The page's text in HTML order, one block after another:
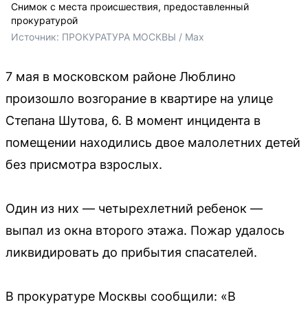
Снимок с места происшествия, предоставленный
прокуратурой
Источник: ПРОКУРАТУРА МОСКВЫ / Max
7 мая в московском районе Люблино
произошло возгорание в квартире на улице
Степана Шутова, 6. В момент инцидента в
помещении находились двое малолетних детей
без присмотра взрослых.
Один из них — четырехлетний ребенок —
выпал из окна второго этажа. Пожар удалось
ликвидировать до прибытия спасателей.
В прокуратуре Москвы сообщили: «В